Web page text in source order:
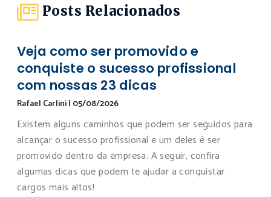
Posts Relacionados
Veja como ser promovido e
conquiste o sucesso profissional
com nossas 23 dicas
Rafael Carlini| 05/08/2026
Existem alguns caminhos que podem ser seguidos para
alcançar o sucesso profissional e um deles é ser
promovido dentro da empresa. A seguir, confira
algumas dicas que podem te ajudar a conquistar
cargos mais altos!